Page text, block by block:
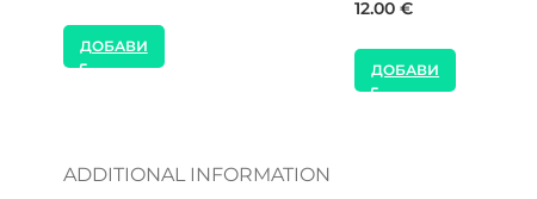
ДОБАВИ
ДОБАВИ
ADDITIONAL INFORMATION